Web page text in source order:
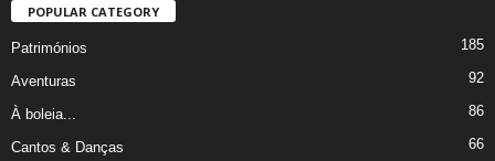
POPULAR CATEGORY
Patrimónios 185
Aventuras 92
À boleia... 86
Cantos & Danças 66